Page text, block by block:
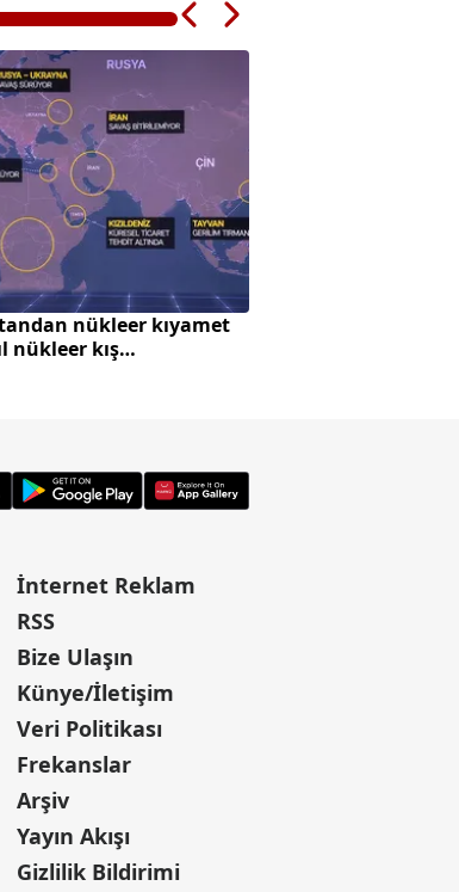
nükleer kıyamet
nükleer kış
İnternet Reklam
RSS
Bize Ulaşın
Künye/İletişim
Veri Politikası
Frekanslar
Arşiv
Yayın Akışı
Gizlilik Bildirimi